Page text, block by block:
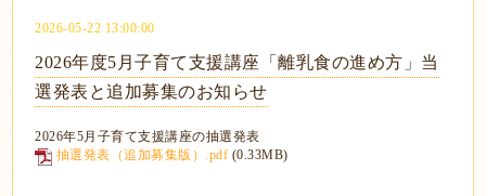
2026-05-22 13:00:00
2026年度5月子育て支援講座「離乳食の進め方」当
選発表と追加募集のお知らせ
2026年5月子育て支援講座の抽選発表
抽選発表（追加募集版）.pdf (0.33MB)